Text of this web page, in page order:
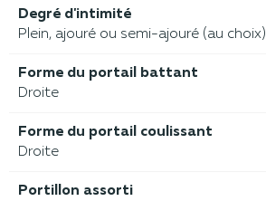
Degré d'intimité
Plein, ajouré ou semi-ajouré (au choix)
Forme du portail battant
Droite
Forme du portail coulissant
Droite
Portillon assorti